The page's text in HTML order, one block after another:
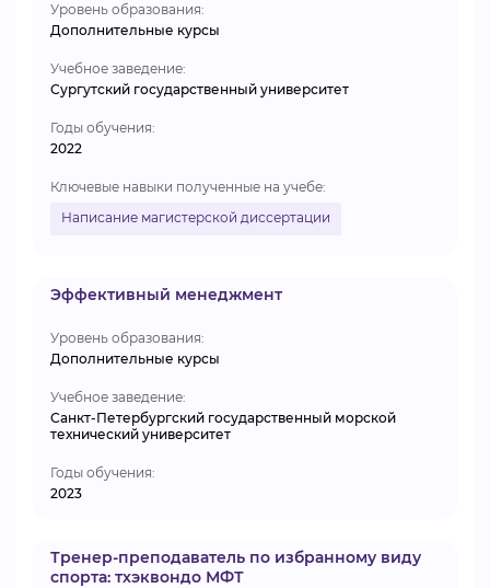
Уровень образования:
Дополнительные курсы
Учебное заведение:
Сургутский государственный университет
Годы обучения:
2022
Ключевые навыки полученные на учебе:
Написание магистерской диссертации
Эффективный менеджмент
Уровень образования:
Дополнительные курсы
Учебное заведение:
Санкт-Петербургский государственный морской
технический университет
Годы обучения:
2023
Тренер-преподаватель по избранному виду
спорта: тхэквондо МФТ